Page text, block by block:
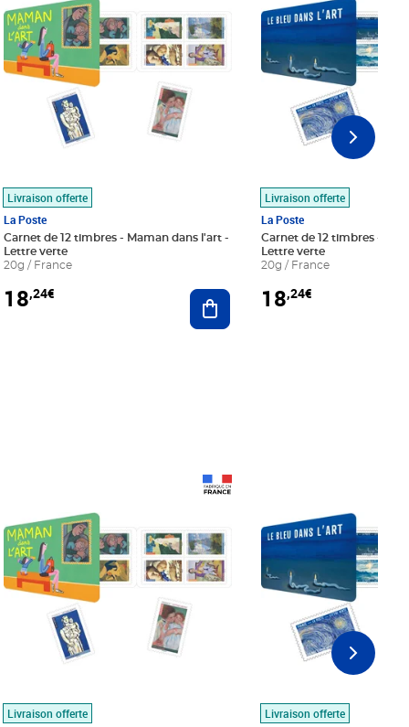
au panier
Livraison offerte
La Poste
Carnet de 12 timbres - Maman dans l'art -
Lettre verte
20g / France
18,24€ Ajouter au panier
Livraison offerte
La Poste
Carnet de 12 timbres - Le
Lettre verte
20g / France
18,24€
Livraison offerte
Livraison offerte